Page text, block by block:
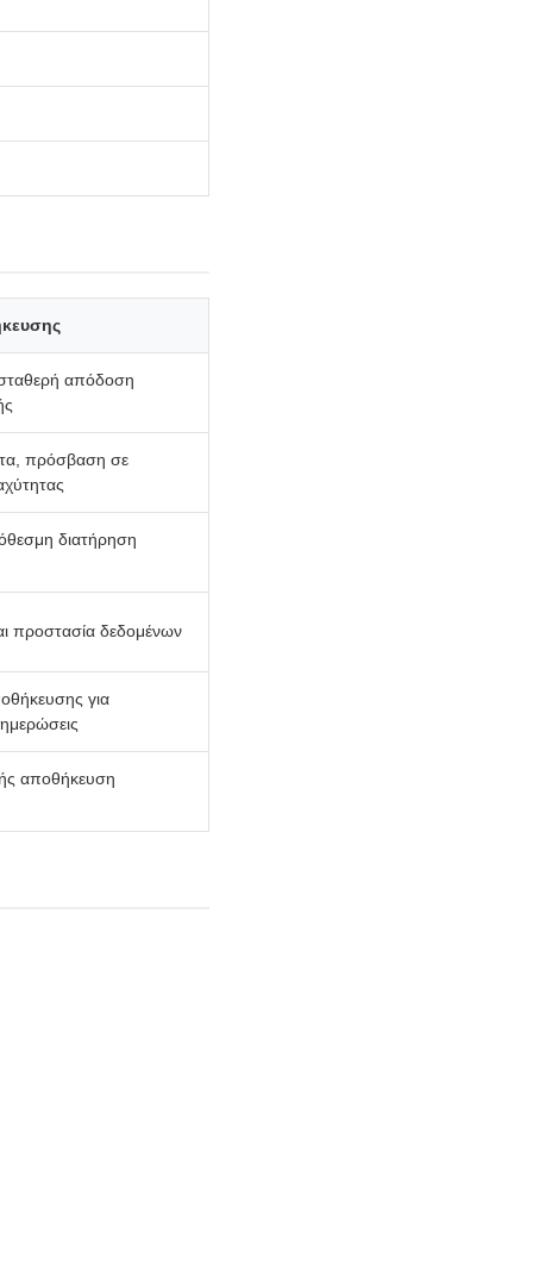
απόδοση
πρόσβαση σε
διατήρηση
προστασία δεδομένων
για
αποθήκευση